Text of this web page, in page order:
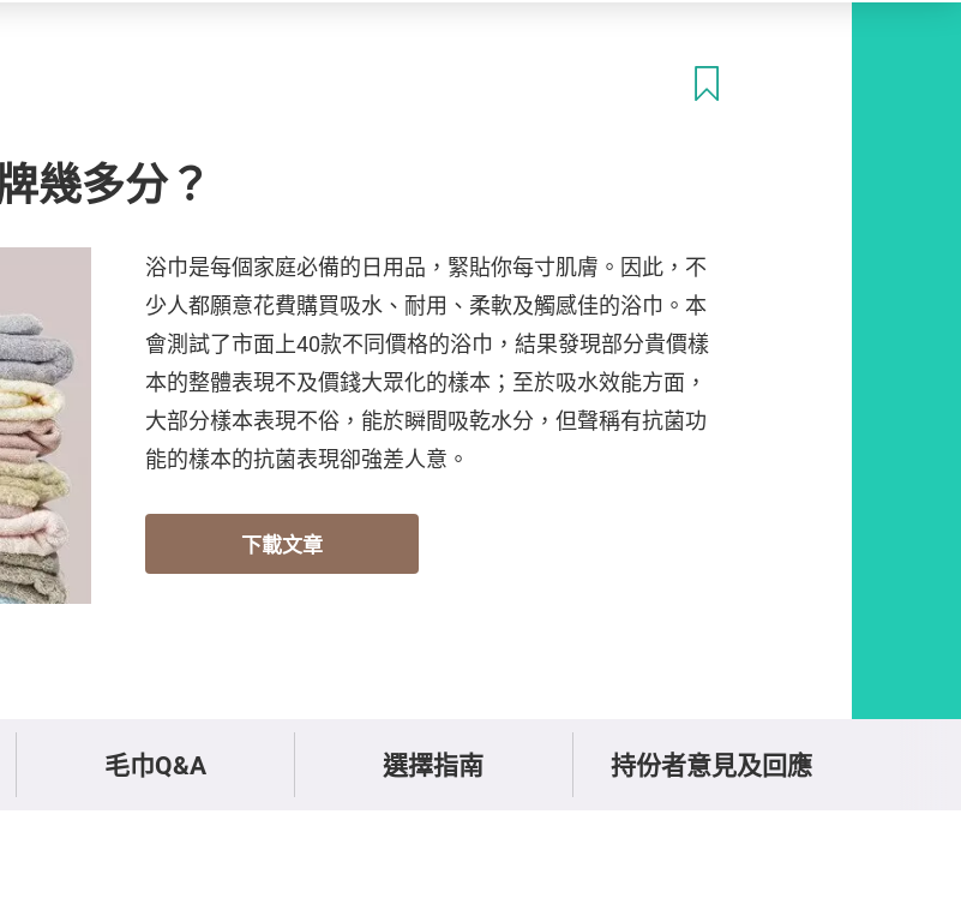
幾多分？
浴巾是每個家庭必備的日用品，緊貼你每寸肌膚。因此，不
少人都願意花費購買吸水、耐用、柔軟及觸感佳的浴巾。本
會測試了市面上40款不同價格的浴巾，結果發現部分貴價樣
本的整體表現不及價錢大眾化的樣本；至於吸水效能方面，
大部分樣本表現不俗，能於瞬間吸乾水分，但聲稱有抗菌功
能的樣本的抗菌表現卻強差人意。
下載文章
毛巾Q&A 選擇指南 持份者意見及回應